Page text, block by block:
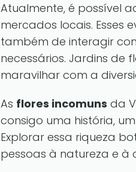
Atualmente, é possível
mercados locais.
também de interagir
necessários. Jardins
maravilhar com a
As flores incomuns da
consigo uma história,
Explorar essa riqueza
pessoas à natureza e à